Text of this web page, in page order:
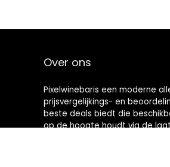
Over ons
Pixelwinebaris een moderne
prijsvergelijkings- en
beste deals biedt die
op de hoogte houdt via de